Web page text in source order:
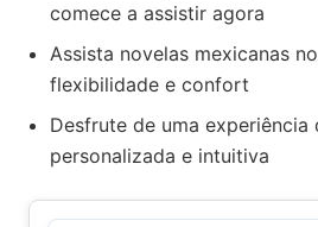
comece a assistir agora
Assista novelas mexicanas
flexibilidade e confort
Desfrute de uma experiência
personalizada e intuitiva